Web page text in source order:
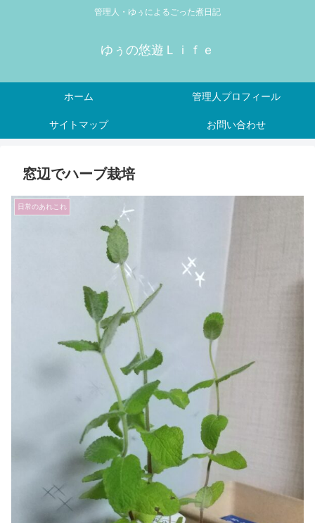
管理人・ゆぅによるごった煮日記
ゆぅの悠遊Ｌｉｆｅ
ホーム 管理人プロフィール
サイトマップ お問い合わせ
窓辺でハーブ栽培
日常のあれこれ